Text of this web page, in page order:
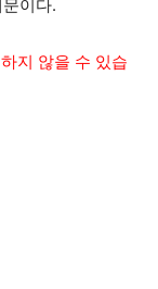
이다.
지 않을 수 있습